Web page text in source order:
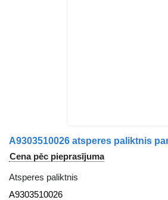
Cena pēc pieprasījuma
Atsperes paliktnis
A9303510026